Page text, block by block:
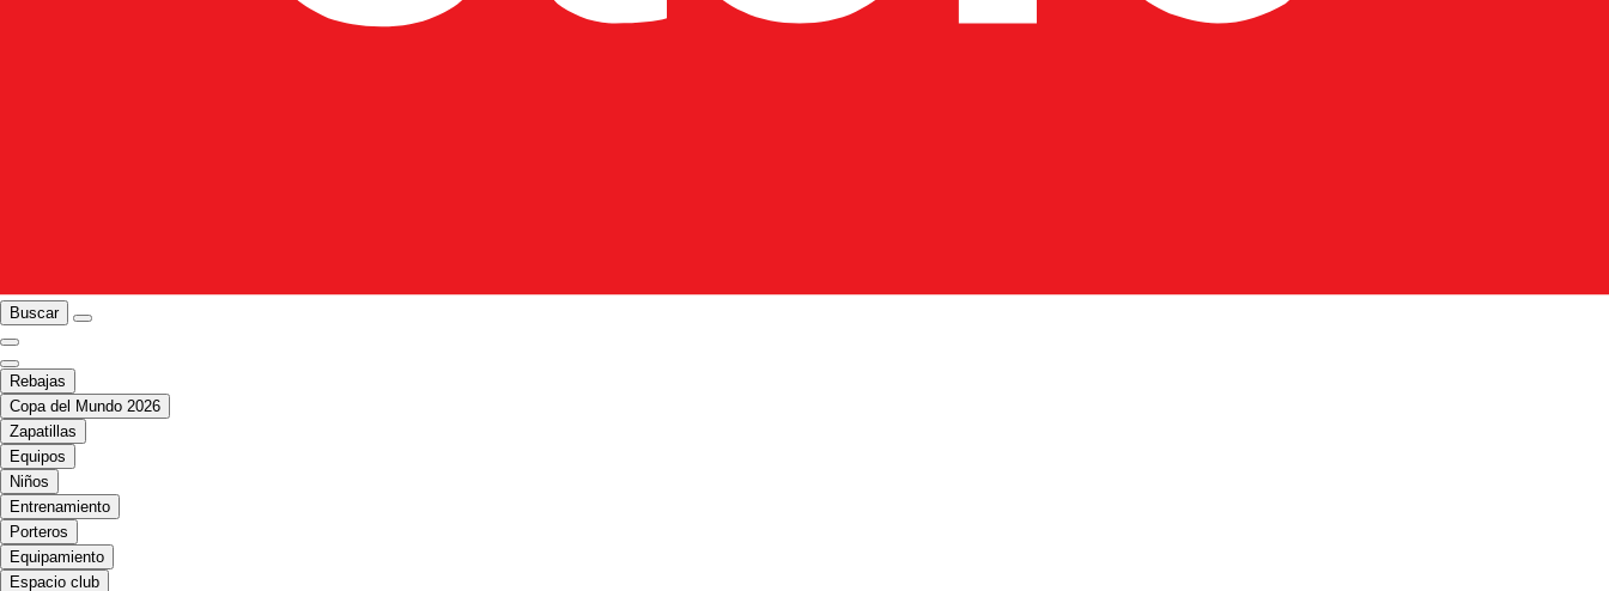
Buscar
Rebajas
Copa del Mundo 2026
Zapatillas
Equipos
Niños
Entrenamiento
Porteros
Equipamiento
Espacio club